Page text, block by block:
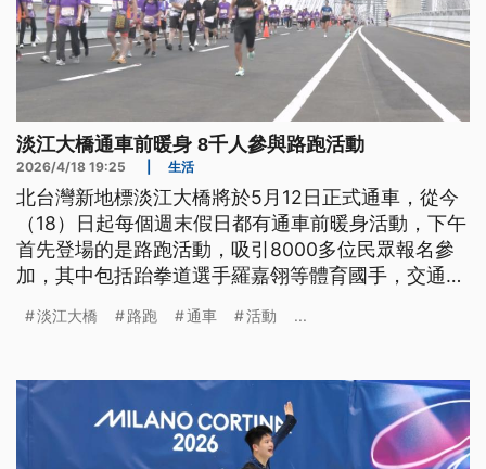
淡江大橋通車前暖身 8千人參與路跑活動
2026/4/18 19:25 生活
北台灣新地標淡江大橋將於5月12日正式通車，從今
（18）日起每個週末假日都有通車前暖身活動，下午
首先登場的是路跑活動，吸引8000多位民眾報名參
加，其中包括跆拳道選手羅嘉翎等體育國手，交通部
淡江大橋 路跑 通車 活動 ...